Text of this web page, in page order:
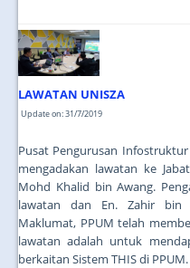
LAWATAN UNISZA
Update on: 31/7/2019
Pusat Pengurusan Infostruktur
mengadakan lawatan ke
Mohd Khalid bin Awang.
lawatan dan En. Zahir bin
Maklumat, PPUM telah
lawatan adalah untuk
berkaitan Sistem THIS di PPUM.